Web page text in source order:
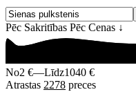
Pēc Sakritības Pēc Cenas ↓
No2 €—Līdz1040 €
Atrastas 2278 preces